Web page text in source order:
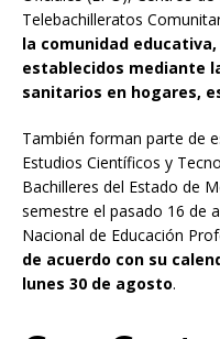
Telebachilleratos
la comunidad
establecidos mediante
sanitarios en hogares,
También forman parte de
Estudios Científicos y
Bachilleres del Estado de
semestre el pasado 16 de
Nacional de Educación
de acuerdo con su
lunes 30 de agosto.